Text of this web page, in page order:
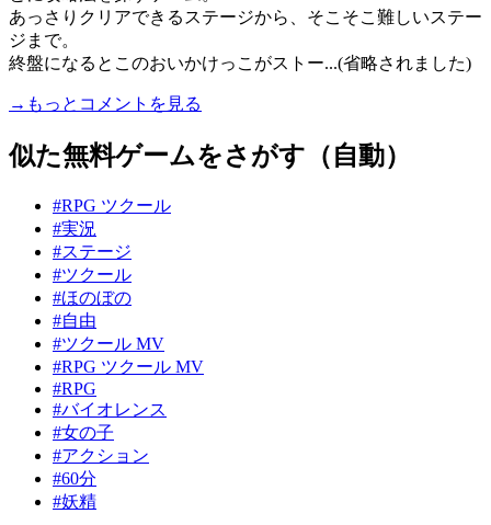
あっさりクリアできるステージから、そこそこ難しいステー
ジまで。
終盤になるとこのおいかけっこがストー...(省略されました)
→もっとコメントを見る
似た無料ゲームをさがす（自動）
#RPG ツクール
#実況
#ステージ
#ツクール
#ほのぼの
#自由
#ツクール MV
#RPG ツクール MV
#RPG
#バイオレンス
#女の子
#アクション
#60分
#妖精